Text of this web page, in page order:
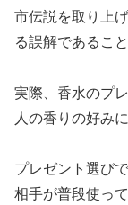
市伝説を取り上
る誤解であるこ
実際、香水のプ
人の香りの好み
プレゼント選び
相手が普段使っ